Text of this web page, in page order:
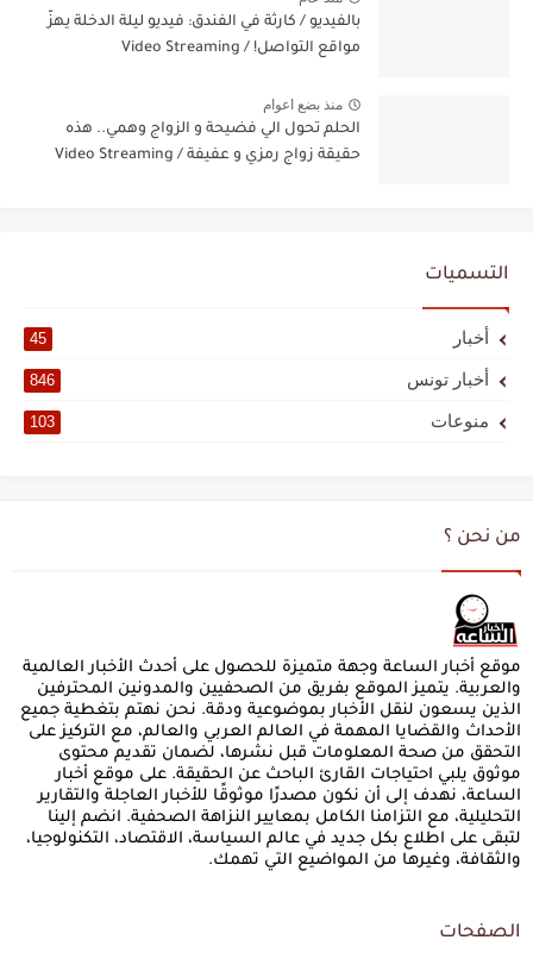
بالفيديو / كارثة في الفندق: فيديو ليلة الدخلة يهزّ
مواقع التواصل! / Video Streaming
منذ بضع اعوام
الحلم تحول الي فضيحة و الزواج وهمي.. هذه
حقيقة زواج رمزي و عفيفة / Video Streaming
التسميات
أخبار 45
أخبار تونس 846
منوعات 103
من نحن ؟
موقع أخبار الساعة وجهة متميزة للحصول على أحدث الأخبار العالمية
والعربية. يتميز الموقع بفريق من الصحفيين والمدونين المحترفين
الذين يسعون لنقل الأخبار بموضوعية ودقة. نحن نهتم بتغطية جميع
الأحداث والقضايا المهمة في العالم العربي والعالم، مع التركيز على
التحقق من صحة المعلومات قبل نشرها، لضمان تقديم محتوى
موثوق يلبي احتياجات القارئ الباحث عن الحقيقة. على موقع أخبار
الساعة، نهدف إلى أن نكون مصدرًا موثوقًا للأخبار العاجلة والتقارير
التحليلية، مع التزامنا الكامل بمعايير النزاهة الصحفية. انضم إلينا
لتبقى على اطلاع بكل جديد في عالم السياسة، الاقتصاد، التكنولوجيا،
والثقافة، وغيرها من المواضيع التي تهمك.
الصفحات